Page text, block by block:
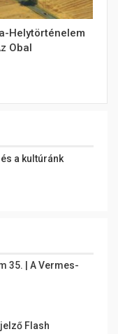
Helytörténelem
Obal
a kultúránk
35. | A Vermes-
Flash